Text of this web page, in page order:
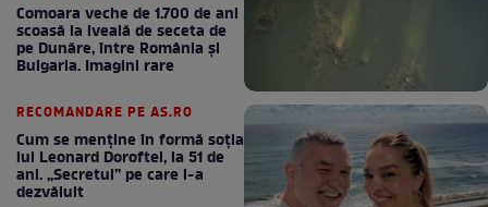
Comoara veche de 1.700 de ani
scoasă la iveală de seceta de
pe Dunăre, între România şi
Bulgaria. Imagini rare
RECOMANDARE PE AS.RO
Cum se menţine în formă soţia
lui Leonard Doroftei, la 51 de
ani. „Secretul” pe care l-a
dezvăluit